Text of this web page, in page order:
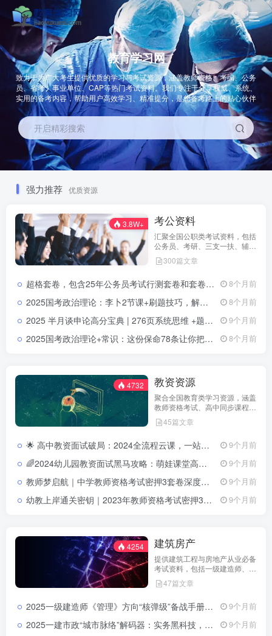
教育学习网
致力于为广大考生提供优质的学习与考试资源，涵盖教师资格、考编、公务
员、省考、事业单位、CAP等热门考试资料。我们专注于分享权威、系统、
实用的备考内容，帮助用户高效学习、精准提分，是您备考路上的贴心伙伴
开启精彩搜索
强力推荐 优质资源
3.8W+ 考公资料
汇聚全国公职类考试资料，包括
公务员、考研、三支一扶、辅警
等多种类型，覆盖笔试、面试与
政策解析，助你从容应对公考挑
300篇文章
超格套卷，包含25年公务员考试行测套卷和套卷实战班计划表2025国考行测超格套卷：25年真题368页+实战计划表24页，复盘上岸必备 8个月前
2025国考政治理论：李卜2节课+刷题技巧，解锁新中特思想的“零压力”路径2025国考政治理论专项视频教程与讲义 8个月前
2025 半月谈申论高分宝典 | 276页系统思维 +题型训练 +写作技巧全方位提升2025 申论高分宝典（半月谈）：276 页系统思维 +题型-&写作突破指南 9个月前
2025国考政治理论+常识：这份保命78条让你把最难的时政变成最稳的得分项2025国考政治理论常识保命78条PDF 8个月前
4732 教资资源
聚合全国教育类学习资源，涵盖
教师资格考试、高中同步课程、
专升本与幼小衔接课程，为教师
与学生提供一站式学习支持。
45篇文章
🌟 高中教资面试破局：2024全流程云课，一站掌握结构化+试讲+模拟秘诀2024 高中教师资格面试网课全流程视频指导 9个月前
🌈2024幼儿园教资面试黑马攻略：萌娃课堂高分秘籍，零基础变幼儿教育达人！2024幼儿园教师资格证面试备考指南：结构化+试讲技巧详解 9个月前
教师梦启航｜中学教师资格考试密押3套卷深度解析2023年中学教师资格考试密押3套卷含答案解析 9个月前
幼教上岸通关密钥｜2023年教师资格考试密押3套卷全解析幼儿园教师资格考试密押3套卷含答案解析 9个月前
4254 建筑房产
提供建筑工程与房地产从业必备
考试资料，包括一级建造师、房
地产估价师与经纪人协理课程，
帮助你快速取证升职。
47篇文章
2025一级建造师《管理》方向“核弹级”备战手册：从零到满分的不败秘诀2025一级建造师建设工程项目管理备考资源：真题汇编+视频教程+学习计划 9个月前
2025一建市政“城市脉络”解码器：实务黑科技，让你从街巷小白变身市政大牛2025一级建造师市政公用工程管理与实务备考资源：真题汇编+视频教程+学习计划 9个月前